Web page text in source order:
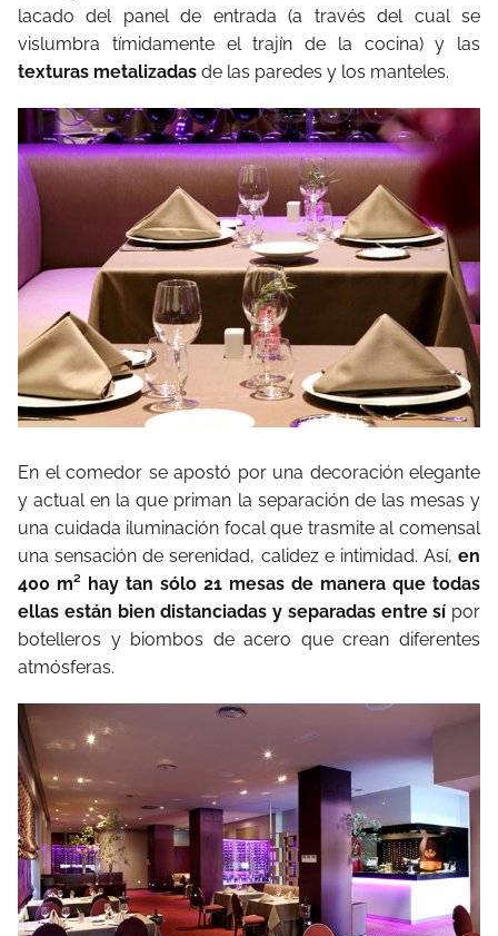
lacado del panel de entrada (a través del cual se
vislumbra tímidamente el trajín de la cocina) y las
texturas metalizadas de las paredes y los manteles.
En el comedor se apostó por una decoración elegante
y actual en la que priman la separación de las mesas y
una cuidada iluminación focal que trasmite al comensal
una sensación de serenidad, calidez e intimidad. Así, en
400 m² hay tan sólo 21 mesas de manera que todas
ellas están bien distanciadas y separadas entre sí por
botelleros y biombos de acero que crean diferentes
atmósferas.